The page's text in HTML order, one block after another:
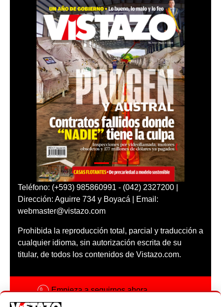
Teléfono: (+593) 985860991 - (042) 2327200 |
Dirección: Aguirre 734 y Boyacá | Email:
webmaster@vistazo.com
Prohibida la reproducción total, parcial y traducción a
cualquier idioma, sin autorización escrita de su
titular, de todos los contenidos de Vistazo.com.
Empieza a seguirnos ahora